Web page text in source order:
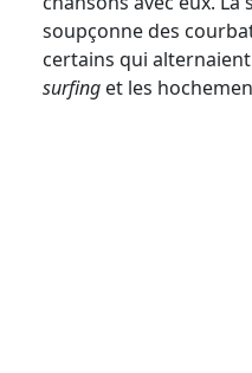
soupçonne des
certains qui
surfing et les